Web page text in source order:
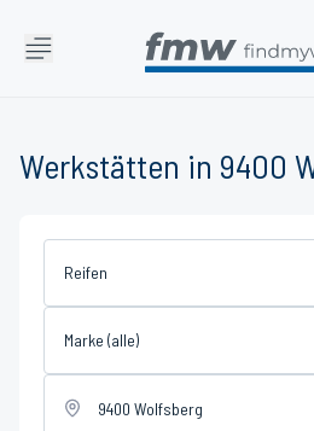
Werkstätten in 9400
Reifen
Marke (alle)